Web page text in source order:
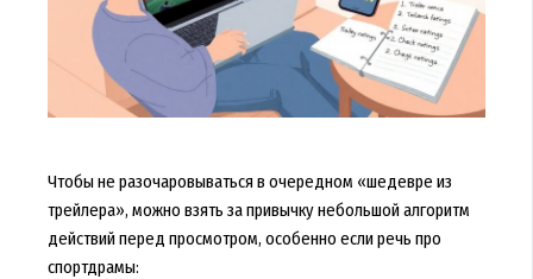
Чтобы не разочаровываться в очередном «шедевре из
трейлера», можно взять за привычку небольшой алгоритм
действий перед просмотром, особенно если речь про
спортдрамы: